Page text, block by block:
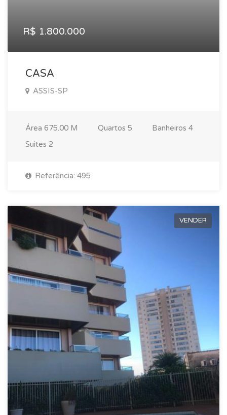
R$ 1.800.000
CASA
ASSIS-SP
Área 675.00 M Quartos 5 Banheiros 4
Suites 2
Referência: 495
VENDER